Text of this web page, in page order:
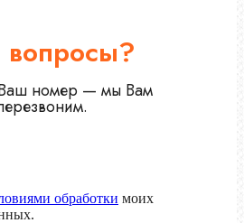
вопросы?
Ваш номер — мы Вам
обработки моих